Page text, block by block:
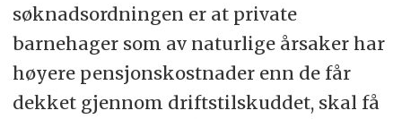
søknadsordningen er at private
barnehager som av naturlige årsaker har
høyere pensjonskostnader enn de får
dekket gjennom driftstilskuddet, skal få